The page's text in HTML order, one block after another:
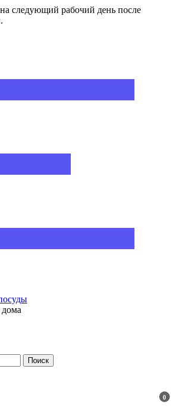
следующий рабочий день после
Поиск
0